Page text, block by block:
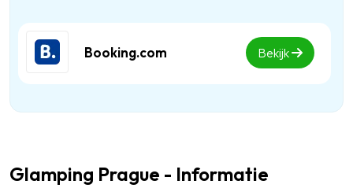
Booking.com Bekijk
Glamping Prague - Informatie